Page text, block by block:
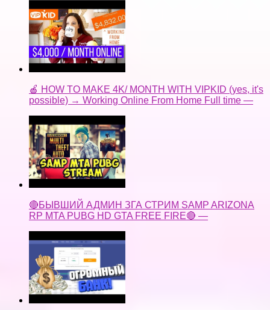
🍎 HOW TO MAKE 4K/ MONTH WITH VIPKID (yes, it's
possible) → Working Online From Home Full time —
🔴БЫВШИЙ АДМИН ЗГА СТРИМ SAMP ARIZONA
RP MTA PUBG HD GTA FREE FIRE🔴 —